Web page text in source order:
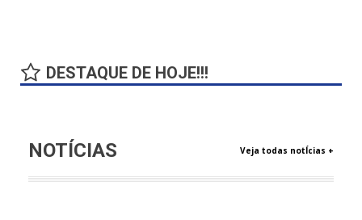
DESTAQUE DE HOJE!!!
NOTÍCIAS Veja todas notÍcias +